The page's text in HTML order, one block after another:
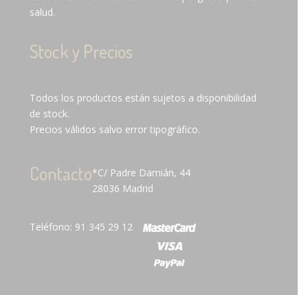
salud.
Stock y Precios
Todos los productos están sujetos a disponibilidad
de stock.
Precios válidos salvo error tipográfico.
Contacto*C/ Padre Damián, 44
28036 Madrid
Teléfono: 91 345 29 12